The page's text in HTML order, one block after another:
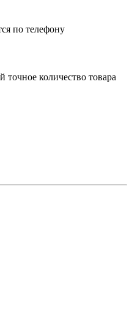
по телефону
точное количество товара